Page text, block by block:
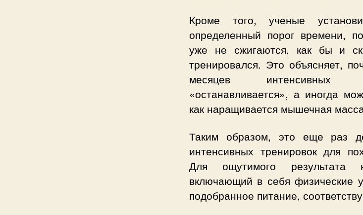
Кроме того, ученые
определенный порог времени,
уже не сжигаются, как бы и
тренировался. Это объясняет,
месяцев интенсивных
«останавливается», а иногда
как наращивается мышечная
Таким образом, это еще раз
интенсивных тренировок для
Для ощутимого результата
включающий в себя физические
подобранное питание,